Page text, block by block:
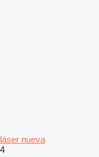
láser nueva
4